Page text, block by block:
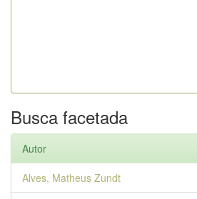
Busca facetada
Autor
Alves, Matheus Zundt